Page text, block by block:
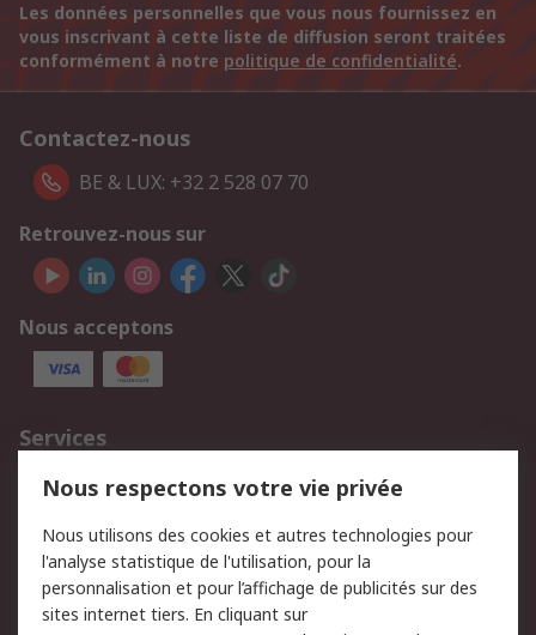
Les données personnelles que vous nous fournissez en
vous inscrivant à cette liste de diffusion seront traitées
conformément à notre politique de confidentialité.
Contactez-nous
BE & LUX: +32 2 528 07 70
Retrouvez-nous sur
Nous acceptons
Services
750.000 produits
2.500 marques
Retours
Support technique
Track & trace
Nous respectons votre vie privée
Nous utilisons des cookies et autres technologies pour
l'analyse statistique de l'utilisation, pour la
personnalisation et pour l’affichage de publicités sur des
sites internet tiers. En cliquant sur